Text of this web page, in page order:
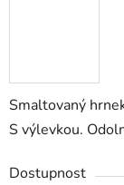
Smaltovaný
S výlevkou.
Dostupnost